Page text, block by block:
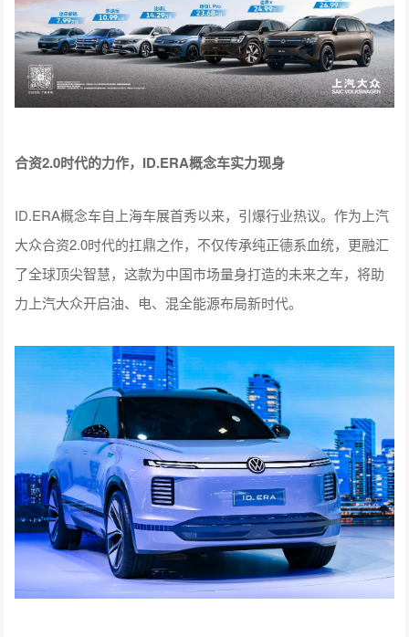
合资2.0时代的力作，ID.ERA概念车实力现身
ID.ERA概念车自上海车展首秀以来，引爆行业热议。作为上汽
大众合资2.0时代的扛鼎之作，不仅传承纯正德系血统，更融汇
了全球顶尖智慧，这款为中国市场量身打造的未来之车，将助
力上汽大众开启油、电、混全能源布局新时代。